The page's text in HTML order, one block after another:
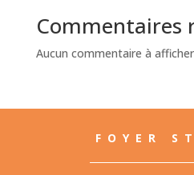
Commentaires
Aucun commentaire à
FOYER